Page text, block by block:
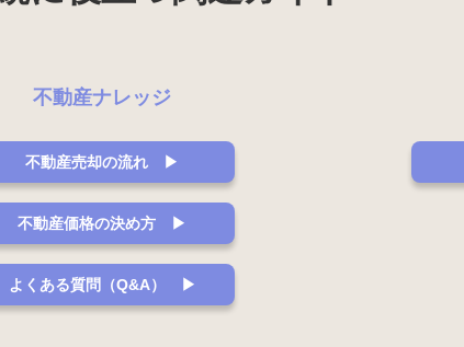
不動産ナレッジ
不動産売却の流れ ▶
不動産価格の決め方 ▶
よくある質問（Q&A） ▶